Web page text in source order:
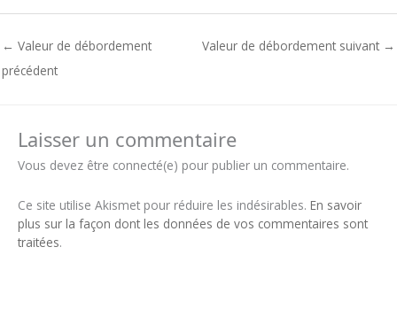
← Valeur de débordement
précédent
Valeur de débordement suivant →
Laisser un commentaire
Vous devez être connecté(e) pour publier un commentaire.
Ce site utilise Akismet pour réduire les indésirables. En savoir
plus sur la façon dont les données de vos commentaires sont
traitées.